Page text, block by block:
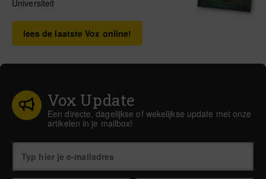
Universiteit
lees de laatste Vox online!
Vox Update
Een directe, dagelijkse of wekelijkse update met onze
artikelen in je mailbox!